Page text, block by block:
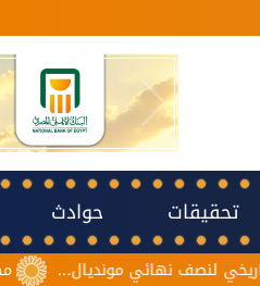
تحقيقات حوادث
مصر ضد مونديال...